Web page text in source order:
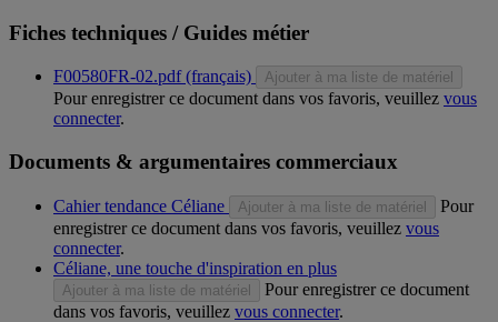
Fiches techniques / Guides métier
F00580FR-02.pdf (français) Ajouter à ma liste de matériel
Pour enregistrer ce document dans vos favoris, veuillez vous
connecter.
Documents & argumentaires commerciaux
Cahier tendance Céliane Ajouter à ma liste de matériel
Pour
enregistrer ce document dans vos favoris, veuillez vous
connecter.
Céliane, une touche d'inspiration en plus
Ajouter à ma liste de matériel
Pour enregistrer ce document
dans vos favoris, veuillez vous connecter.